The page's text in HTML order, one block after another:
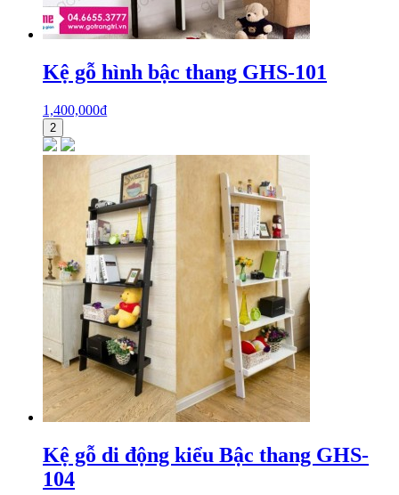
Kệ gỗ hình bậc thang GHS-101
1,400,000₫
2
Kệ gỗ di động kiểu Bậc thang GHS-
104